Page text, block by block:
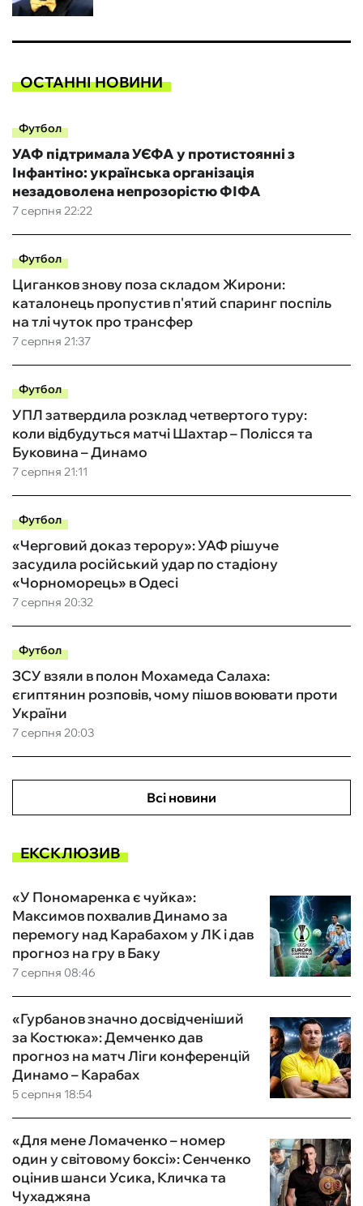
ОСТАННІ НОВИНИ
Футбол
7 серпня 22:22
УАФ підтримала УЄФА у протистоянні з
Інфантіно: українська організація
незадоволена непрозорістю ФІФА
Футбол
7 серпня 21:37
Циганков знову поза складом Жирони:
каталонець пропустив п'ятий спаринг поспіль
на тлі чуток про трансфер
Футбол
7 серпня 21:11
УПЛ затвердила розклад четвертого туру:
коли відбудуться матчі Шахтар – Полісся та
Буковина – Динамо
Футбол
7 серпня 20:32
«Черговий доказ терору»: УАФ рішуче
засудила російський удар по стадіону
«Чорноморець» в Одесі
Футбол
7 серпня 20:03
ЗСУ взяли в полон Мохамеда Салаха:
єгиптянин розповів, чому пішов воювати проти
України
Всі новини
ЕКСКЛЮЗИВ
7 серпня 08:46
«У Пономаренка є чуйка»:
Максимов похвалив Динамо за
перемогу над Карабахом у ЛК і дав
прогноз на гру в Баку
5 серпня 18:54
«Гурбанов значно досвідченіший
за Костюка»: Демченко дав
прогноз на матч Ліги конференцій
Динамо – Карабах
«Для мене Ломаченко – номер
один у світовому боксі»: Сенченко
оцінив шанси Усика, Кличка та
Чухаджяна